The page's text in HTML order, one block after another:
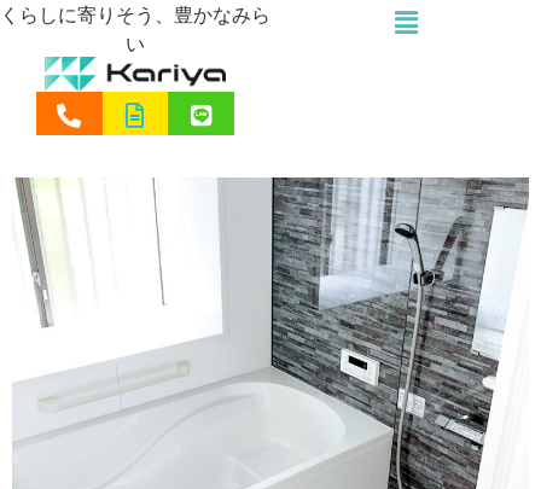
くらしに寄りそう、豊かなみら
い
バスルームリフォーム 鹿児
島市S町